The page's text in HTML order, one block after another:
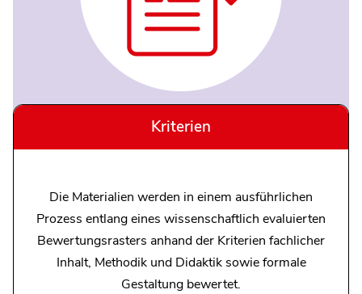
Kriterien
Die Materialien werden in einem ausführlichen
Prozess entlang eines wissenschaftlich evaluierten
Bewertungsrasters anhand der Kriterien fachlicher
Inhalt, Methodik und Didaktik sowie formale
Gestaltung bewertet.